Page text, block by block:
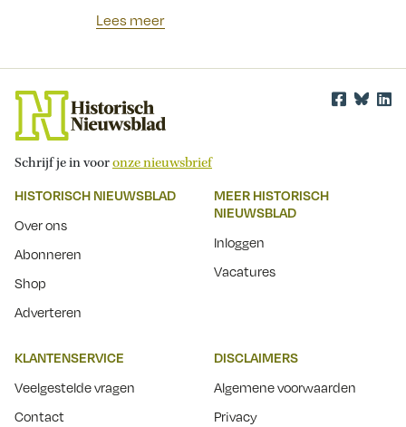
Lees meer
Schrijf je in vooronze nieuwsbrief
HISTORISCH NIEUWSBLAD
Over ons
Abonneren
Shop
Adverteren
MEER HISTORISCH
NIEUWSBLAD
Inloggen
Vacatures
KLANTENSERVICE
Veelgestelde vragen
Contact
DISCLAIMERS
Algemene voorwaarden
Privacy